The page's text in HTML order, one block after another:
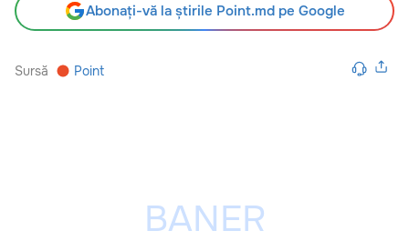
Abonați-vă la știrile Point.md pe Google
Sursă Point